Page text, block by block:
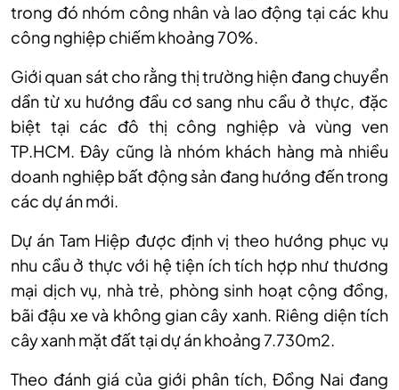
trong đó nhóm công nhân và lao động tại các khu
công nghiệp chiếm khoảng 70%.
Giới quan sát cho rằng thị trường hiện đang chuyển
dần từ xu hướng đầu cơ sang nhu cầu ở thực, đặc
biệt tại các đô thị công nghiệp và vùng ven
TP.HCM. Đây cũng là nhóm khách hàng mà nhiều
doanh nghiệp bất động sản đang hướng đến trong
các dự án mới.
Dự án Tam Hiệp được định vị theo hướng phục vụ
nhu cầu ở thực với hệ tiện ích tích hợp như thương
mại dịch vụ, nhà trẻ, phòng sinh hoạt cộng đồng,
bãi đậu xe và không gian cây xanh. Riêng diện tích
cây xanh mặt đất tại dự án khoảng 7.730m2.
Theo đánh giá của giới phân tích, Đồng Nai đang